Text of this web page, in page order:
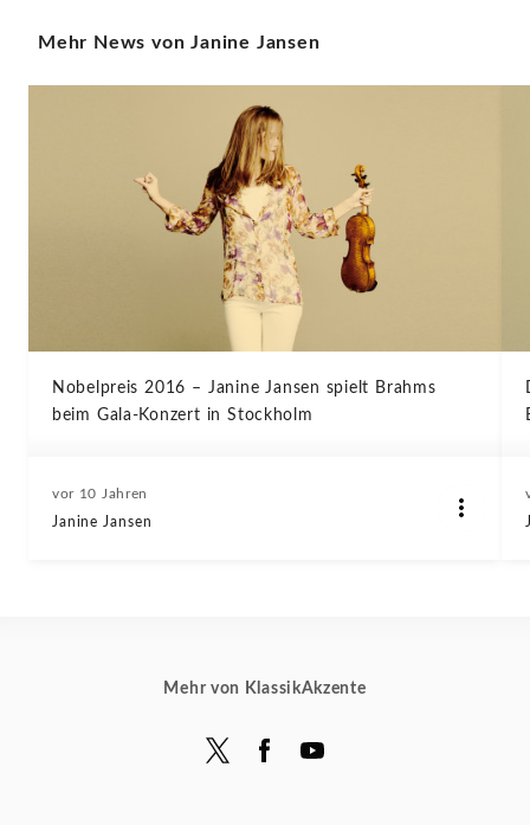
Mehr News von Janine Jansen
Nobelpreis 2016 – Janine Jansen spielt Brahms
beim Gala-Konzert in Stockholm
vor 10 Jahren
Janine Jansen
Mehr von KlassikAkzente